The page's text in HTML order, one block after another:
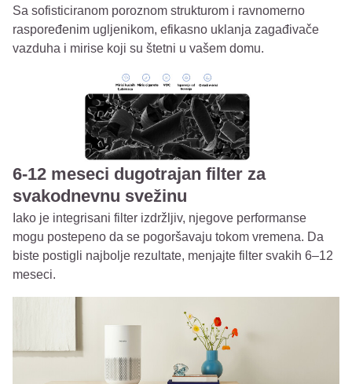
Sa sofisticiranom poroznom strukturom i ravnomerno
raspoređenim ugljenikom, efikasno uklanja zagađivače
vazduha i mirise koji su štetni u vašem domu.
6-12 meseci dugotrajan filter za
svakodnevnu svežinu
Iako je integrisani filter izdržljiv, njegove performanse
mogu postepeno da se pogoršavaju tokom vremena. Da
biste postigli najbolje rezultate, menjajte filter svakih 6–12
meseci.